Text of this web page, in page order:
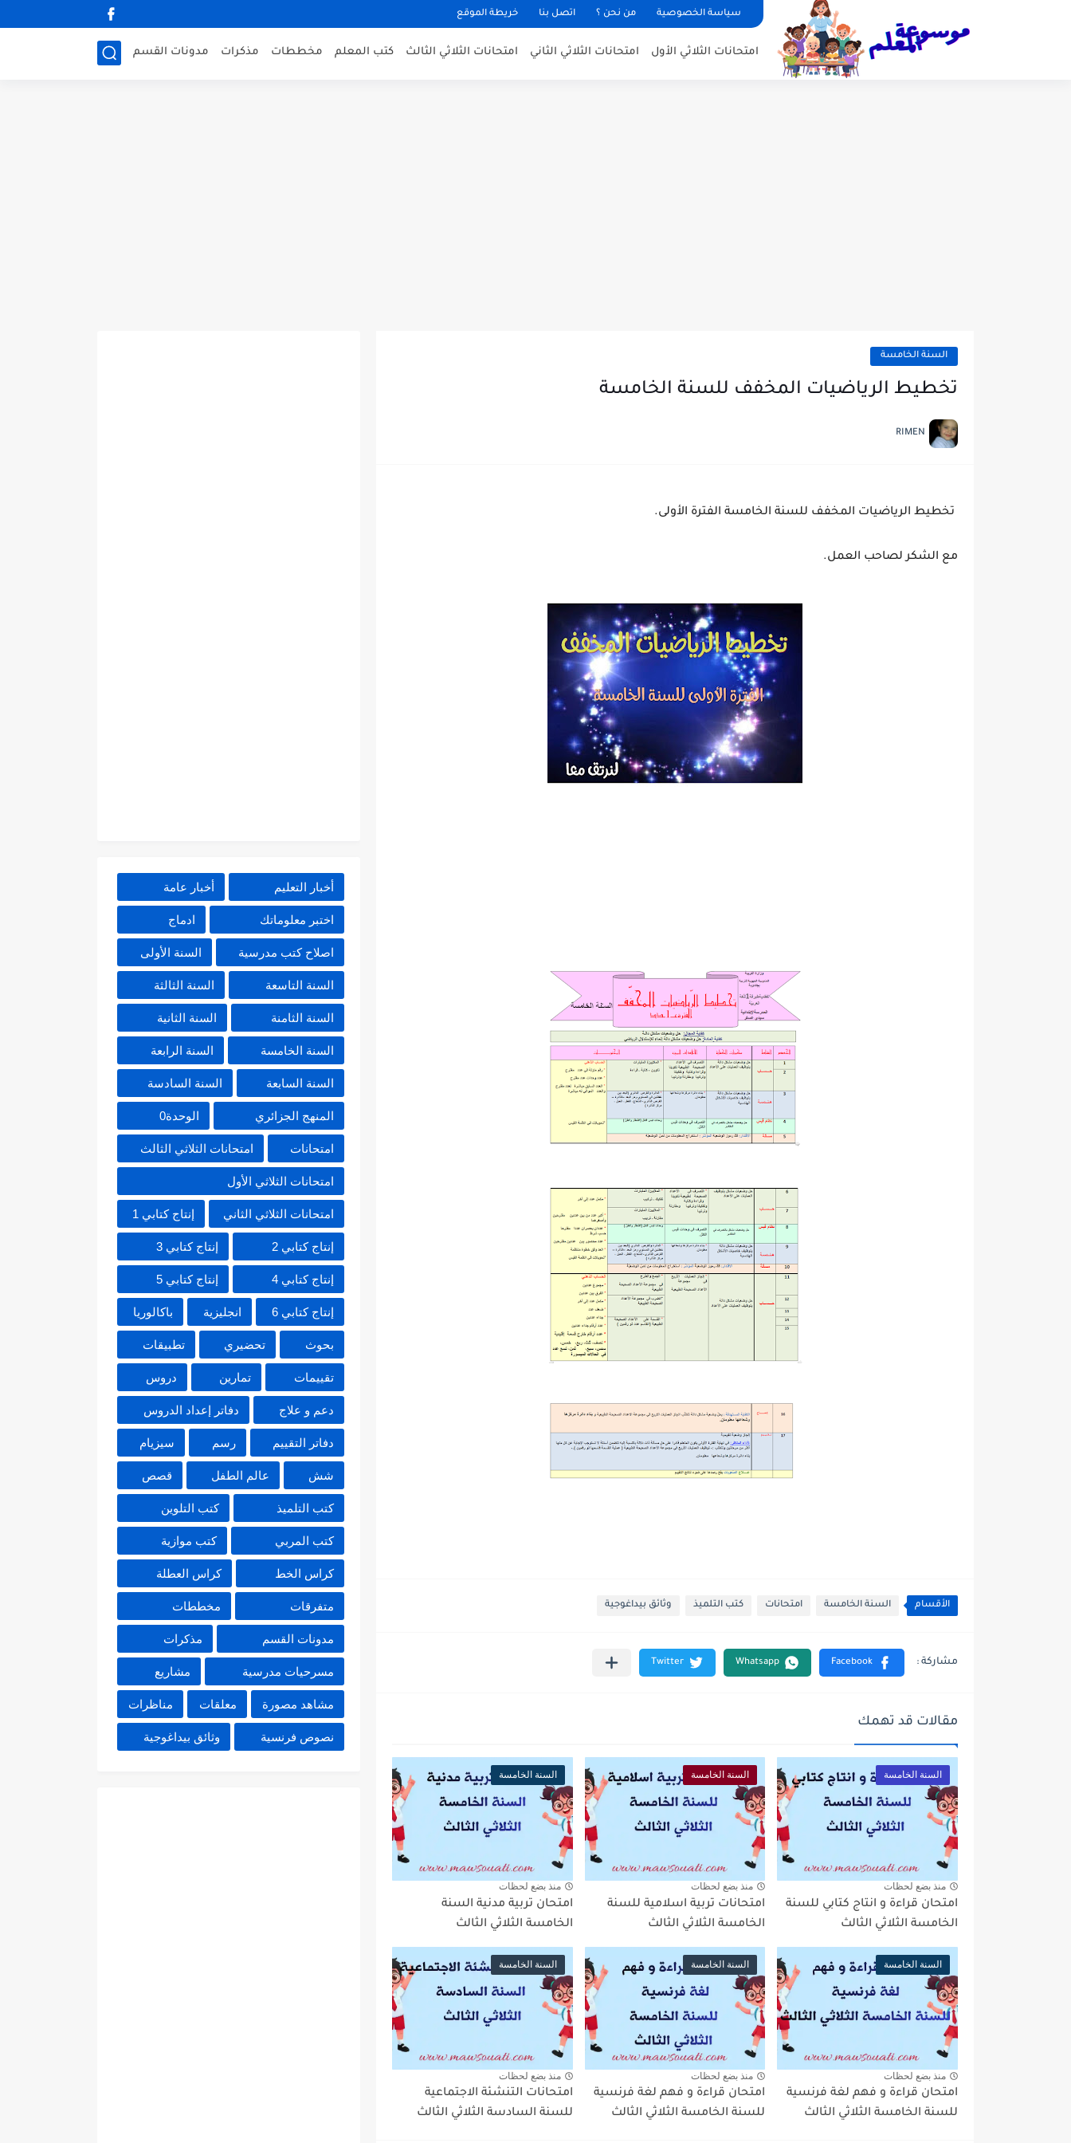
سياسة الخصوصية من نحن ؟ اتصل بنا خريطة الموقع
امتحانات الثلاثي الأول امتحانات الثلاثي الثاني امتحانات الثلاثي الثالث كتب المعلم مخططات مذكرات مدونات القسم
السنة الخامسة
تخطيط الرياضيات المخفف للسنة الخامسة
RIMEN
تخطيط الرياضيات المخفف للسنة الخامسة الفترة الأولى.
مع الشكر لصاحب العمل.
الأقسام السنة الخامسة امتحانات كتب التلميذ وثائق بيداغوجية
مقالات قد تهمك
السنة الخامسة
منذ بضع لحظات
امتحان قراءة و انتاج كتابي للسنة
الخامسة الثلاثي الثالث
السنة الخامسة
منذ بضع لحظات
امتحانات تربية اسلامية للسنة
الخامسة الثلاثي الثالث
السنة الخامسة
منذ بضع لحظات
امتحان تربية مدنية السنة
الخامسة الثلاثي الثالث
السنة الخامسة
منذ بضع لحظات
امتحان قراءة و فهم لغة فرنسية
للسنة الخامسة الثلاثي الثالث
السنة الخامسة
منذ بضع لحظات
امتحان قراءة و فهم لغة فرنسية
للسنة الخامسة الثلاثي الثالث
السنة الخامسة
منذ بضع لحظات
امتحانات التنشئة الاجتماعية
للسنة السادسة الثلاثي الثالث
أخبار التعليم أخبار عامة
اختبر معلوماتك ادماج
اصلاح كتب مدرسية السنة الأولى
السنة التاسعة السنة الثالثة
السنة الثامنة السنة الثانية
السنة الخامسة السنة الرابعة
السنة السابعة السنة السادسة
المنهج الجزائري الوحدة0
امتحانات امتحانات الثلاثي الثالث
امتحانات الثلاثي الأول
امتحانات الثلاثي الثاني إنتاج كتابي 1
إنتاج كتابي 2 إنتاج كتابي 3
إنتاج كتابي 4 إنتاج كتابي 5
إنتاج كتابي 6 انجليزية باكالوريا
بحوث تحضيري تطبيقات
تقييمات تمارين دروس
دعم و علاج دفاتر إعداد الدروس
دفاتر التقييم رسم سيزيام
شش عالم الطفل قصص
كتب التلميذ كتب التلوين
كتب المربي كتب موازية
كراس الخط كراس العطلة
متفرقات مخططات
مدونات القسم مذكرات
مسرحيات مدرسية مشاريع
مشاهد مصورة معلقات مناظرات
نصوص فرنسية وثائق بيداغوجية